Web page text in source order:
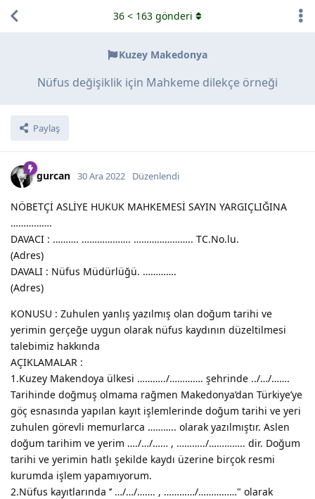
Kuzey Makedonya
Nüfus değişiklik için Mahkeme dilekçe örneği
Paylaş
36 < 163 gönderi
gurcan 30 Ara 2022 Düzenlendi
NÖBETÇİ ASLİYE HUKUK MAHKEMESİ SAYIN YARGIÇLIĞINA
…………….
DAVACI : ………. ………………. ………………….. TC.No.lu.
(Adres)
DAVALI : Nüfus Müdürlüğü. ………….
(Adres)
KONUSU : Zuhulen yanlış yazılmış olan doğum tarihi ve
yerimin gerçeğe uygun olarak nüfus kaydının düzeltilmesi
talebimiz hakkında
AÇIKLAMALAR :
1.Kuzey Makendoya ülkesi ………../…………. şehrinde ../…/…….
Tarihinde doğmuş olmama rağmen Makedonya’dan Türkiye’ye
göç esnasında yapılan kayıt işlemlerinde doğum tarihi ve yeri
zuhulen görevli memurlarca ……….. olarak yazılmıştır. Aslen
doğum tarihim ve yerim …./…/…… , ………../………….. dir. Doğum
tarihi ve yerimin hatlı şekilde kaydı üzerine birçok resmi
kurumda işlem yapamıyorum.
2.Nüfus kayıtlarında ‘’ …/…/……. , …………/……………" olarak